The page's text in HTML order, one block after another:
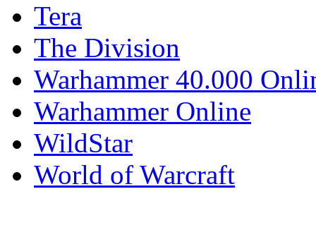
Tera
The Division
Warhammer 40.000
Warhammer Online
WildStar
World of Warcraft